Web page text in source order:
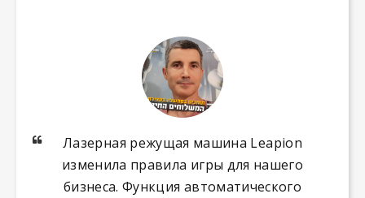
Лазерная режущая машина Leapion
изменила правила игры для нашего
бизнеса. Функция автоматического
IN телефон идентификация формы
лигента на машине Leapion
отличается от всего, что мы